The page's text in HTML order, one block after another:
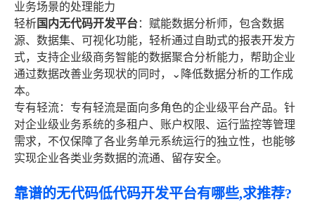
业务场景的处理能力
轻析国内无代码开发平台：赋能数据分析师，包含数据
源、数据集、可视化功能，轻析通过自助式的报表开发方
式，支持企业级商务智能的数据聚合分析能力，帮助企业
通过数据改善业务现状的同时，⌄降低数据分析的工作成
本。
专有轻流：专有轻流是面向多角色的企业级平台产品。针
对企业级业务系统的多租户、账户权限、运行监控等管理
需求，不仅保障了各业务单元系统运行的独立性，也能够
实现企业各类业务数据的流通、留存安全。
靠谱的无代码低代码开发平台有哪些,求推荐?